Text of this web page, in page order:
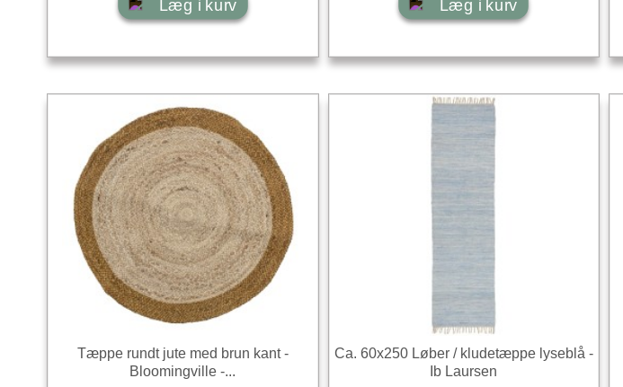
Læg i kurv Læg i kurv
Tæppe rundt jute med brun kant -
Bloomingville -...
Ca. 60x250 Løber / kludetæppe lyseblå -
Ib Laursen